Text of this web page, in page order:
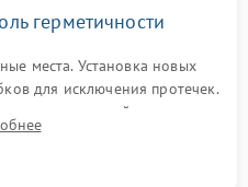
герметичности
места. Установка новых
для исключения протечек.
гидравлической системы,
датчика поплавка.